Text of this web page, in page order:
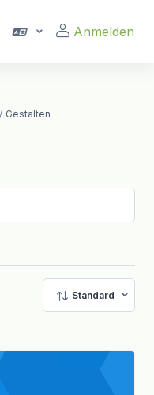
Anmelden
Gestalten
Standard